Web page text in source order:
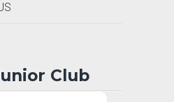
Club